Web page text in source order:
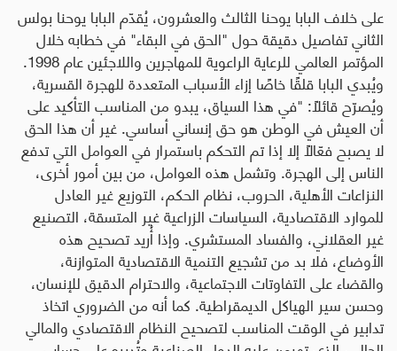
على خلاف البابا يوحنا الثالث والعشرون، يُقدّم البابا يوحنا بولس
الثاني تفاصيل دقيقة حول"الحق في البقاء"في خطابه خلال
المؤتمر العالمي للرعاية الراعوية للمهاجرين واللاجئين عام 1998.
ويُبدي البابا قلقًا خاصًا إزاء الأسباب المتعددة للهجرة القسرية،
ويُصرّح قائلًا: "في هذا السياق، يبدو من المناسب التأكيد على
أن العيش في الوطن هو حق إنساني أساسي. غير أن هذا الحق
لا يصبح فعّالًا إلا إذا تم التحكم باستمرار في العوامل التي تدفع
الناس إلى الهجرة. وتشمل هذه العوامل، من بين أمور أخرى،
النزاعات الأهلية، الحروب، نظام الحكم، التوزيع غير العادل
للموارد الاقتصادية، السياسات الزراعية غير المتسقة، التصنيع
غير العقلاني، والفساد المستشري. وإذا أُريد تصحيح هذه
الأوضاع، فلا بد من تشجيع التنمية الاقتصادية المتوازنة،
والقضاء على التفاوتات الاجتماعية، والاحترام الدقيق للإنسان،
وحسن سير الهياكل الديمقراطية. كما أنه من الضروري اتخاذ
تدابير في الوقت المناسب لتصحيح النظام الاقتصادي والمالي